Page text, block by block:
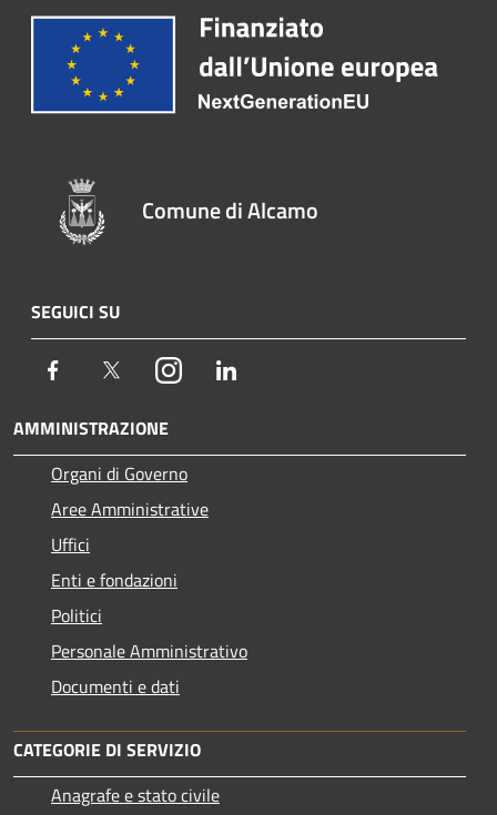
Comune di Alcamo
SEGUICI SU
Facebook TwitterInstagram
AMMINISTRAZIONE
Organi di Governo
Aree Amministrative
Uffici
Enti e fondazioni
Politici
Personale Amministrativo
Documenti e dati
CATEGORIE DI SERVIZIO
Anagrafe e stato civile